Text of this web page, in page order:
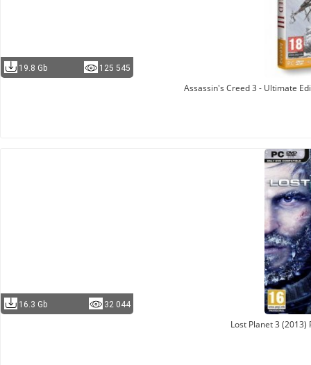
19.8 Gb 125 545
Assassin's Creed 3 - Ultimate
16.3 Gb 32 044
Lost Planet 3